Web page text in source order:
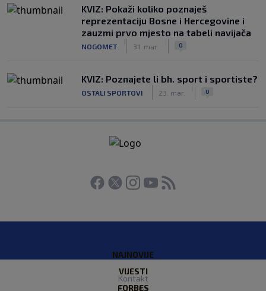
KVIZ: Pokaži koliko poznaješ
reprezentaciju Bosne i Hercegovine i
zauzmi prvo mjesto na tabeli navijača
NOGOMET 31. mar. 0
KVIZ: Poznajete li bh. sport i sportiste?
OSTALI SPORTOVI 23. mar. 0
NAJNOVIJE
VIJESTI
FORBES
Kontakt
O nama